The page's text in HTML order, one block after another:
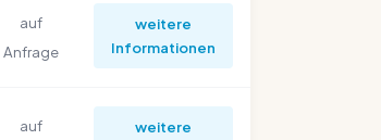
auf
Anfrage
weitere
Informationen
auf
weitere